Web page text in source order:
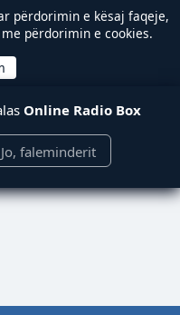
përdorimin e kësaj faqeje,
përdorimin e cookies.
Online Radio Box
Jo, faleminderit